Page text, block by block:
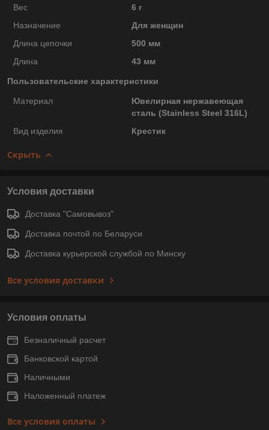
Вес
6 г
Назначение
Для женщин
Длина цепочки
500 мм
Длина
43 мм
Пользовательские характеристики
Материал
Ювелирная нержавеющая
сталь (Stainless Steel 316L)
Вид изделия
Крестик
Скрыть
Условия доставки
Доставка "Самовывоз"
Доставка почтой по Беларуси
Доставка курьерской службой по Минску
Все условия доставки
Условия оплаты
Безналичный расчет
Банковской картой
Наличными
Наложенный платеж
Все условия оплаты